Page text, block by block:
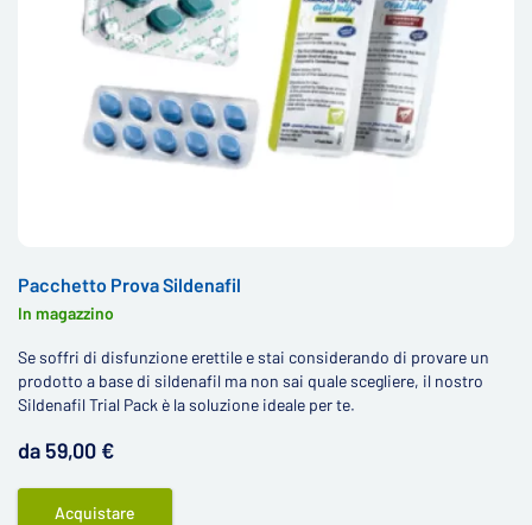
Pacchetto Prova Sildenafil
In magazzino
Se soffri di disfunzione erettile e stai considerando di provare un
prodotto a base di sildenafil ma non sai quale scegliere, il nostro
Sildenafil Trial Pack è la soluzione ideale per te.
da 59,00 €
Acquistare